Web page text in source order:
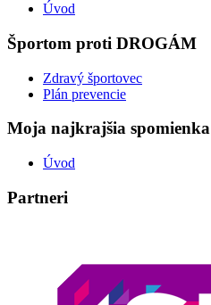
Úvod
Športom proti DROGÁM
Zdravý športovec
Plán prevencie
Moja najkrajšia spomienka
Úvod
Partneri